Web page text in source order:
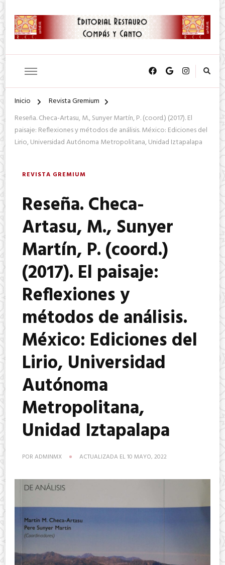
Inicio
Revista Gremium
Reseña. Checa-Artasu, M., Sunyer Martín, P. (coord.) (2017). El
paisaje: Reflexiones y métodos de análisis. México: Ediciones del
Lirio, Universidad Autónoma Metropolitana, Unidad Iztapalapa
REVISTA GREMIUM
Reseña. Checa-
Artasu, M., Sunyer
Martín, P. (coord.)
(2017). El paisaje:
Reflexiones y
métodos de análisis.
México: Ediciones del
Lirio, Universidad
Autónoma
Metropolitana,
Unidad Iztapalapa
POR ADMINMX ACTUALIZADA EL10 MAYO, 2022